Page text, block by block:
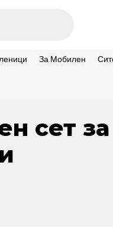
За Мобилен
сет